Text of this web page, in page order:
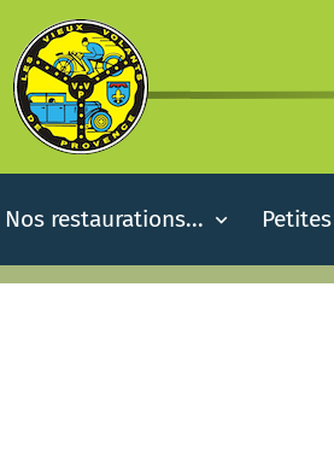
Nos restaurations...